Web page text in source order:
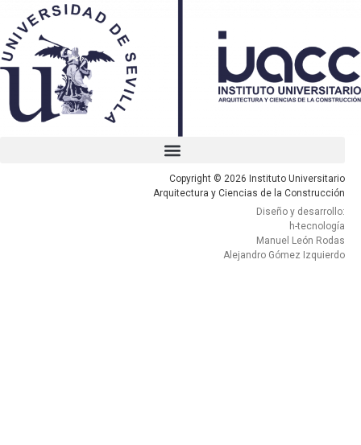
Copyright © 2026 Instituto Universitario
Arquitectura y Ciencias de la Construcción
Diseño y desarrollo:
h-tecnología
Manuel León Rodas
Alejandro Gómez Izquierdo